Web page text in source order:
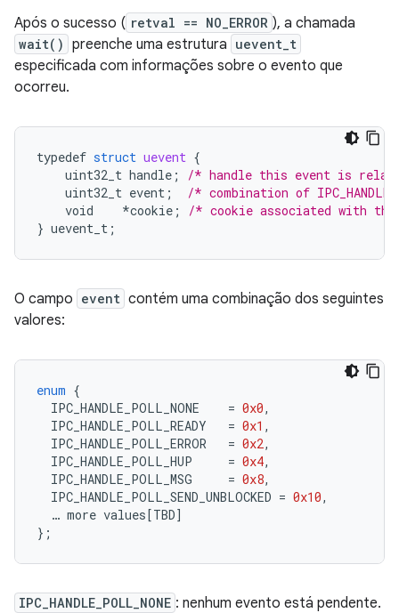
Após o sucesso ( retval == NO_ERROR ), a chamada
wait() preenche uma estrutura uevent_t
especificada com informações sobre o evento que
ocorreu.
typedef struct uevent {
uint32_t handle ;
/* handle this event is
uint32_t event ;
/* combination of
void
*cookie ;
/* cookie associated with
} uevent_t ;
O campo event contém uma combinação dos seguintes
valores:
enum {
IPC_HANDLE_POLL_NONE
= 0x0,
IPC_HANDLE_POLL_READY
= 0x1 ,
IPC_HANDLE_POLL_ERROR
= 0x2,
IPC_HANDLE_POLL_HUP
= 0x4,
IPC_HANDLE_POLL_MSG
= 0x8,
IPC_HANDLE_POLL_SEND_UNBLOCKED = 0x10,
… more values[TBD]
};
IPC_HANDLE_POLL_NONE : nenhum evento está pendente.